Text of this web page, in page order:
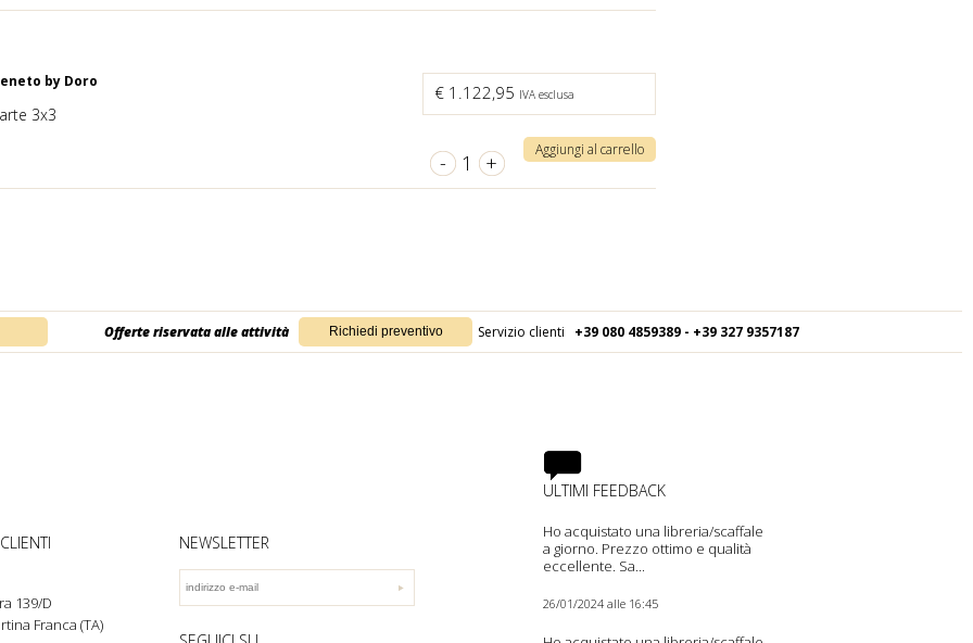
by Doro
3x3
€ 1.122,95 IVA esclusa
Aggiungi al carrello
- 1 +
Offerte riservata alle attività Servizio clienti +39 080 4859389 - +39 327 9357187
139/D
Franca (TA)
NEWSLETTER
ULTIMI FEEDBACK
Ho acquistato una libreria/scaffale
a giorno. Prezzo ottimo e qualità
eccellente. Sa...
26/01/2024 alle 16:45